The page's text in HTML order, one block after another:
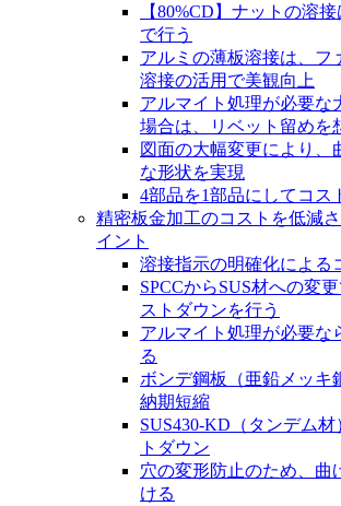
【80%CD】ナットの溶
で行う
アルミの薄板溶接は、フ
溶接の活用で美観向上
アルマイト処理が必要な
場合は、リベット留めを
図面の大幅変更により、
な形状を実現
4部品を1部品にしてコス
精密板金加工のコストを低減
イント
溶接指示の明確化による
SPCCからSUS材への変
ストダウンを行う
アルマイト処理が必要な
る
ボンデ鋼板（亜鉛メッキ
納期短縮
SUS430-KD（タンデム
トダウン
穴の変形防止のため、曲
ける